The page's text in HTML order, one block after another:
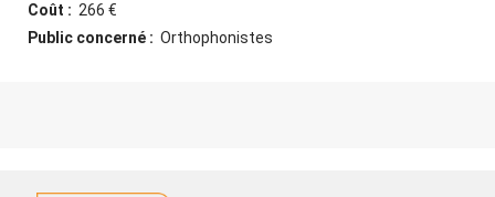
Coût : 266 €
Public concerné : Orthophonistes